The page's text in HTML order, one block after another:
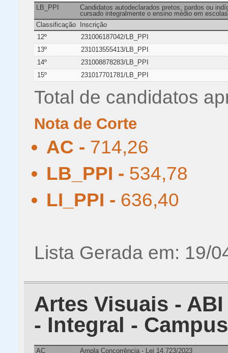
LB_PPI
Candidatos autodeclarados pretos, pardos ou
cursado integralmente o ensino médio em
Classificação
Inscrição
12º
231006187042/LB_PPI
13º
231013555413/LB_PPI
14º
231008878283/LB_PPI
15º
231017701781/LB_PPI
Total de candidatos
Nota de Corte
AC - 714,26
LB_PPI - 534,78
LI_PPI - 636,40
Lista Gerada em: 19/
Artes Visuais -
- Integral -
AC Ampla Concorrência - Lei 14.723/2023